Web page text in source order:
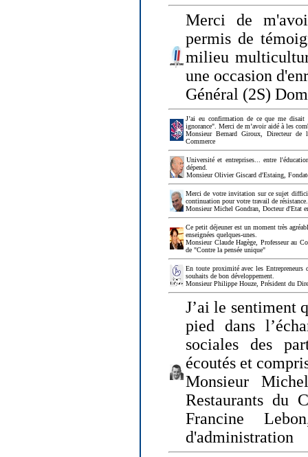
Merci de
permis de
milieu
une occasion
Général (2S)
J’ai eu confirmation de ce que me disait
ignorance". Merci de m’avoir aidé à les
Monsieur Bernard Giroux, Directeur de
Commerce
Université et entreprises... entre
dépend.
Monsieur Olivier Giscard d'Estaing,
Merci de votre invitation sur ce sujet
continuation pour votre travail de
Monsieur Michel Gondran, Docteur d'Etat
Ce petit déjeuner est un moment très
enseignées quelques-unes.
Monsieur Claude Hagège, Professeur au
de "Contre la pensée unique"
En toute proximité avec les
souhaits de bon développement.
Monsieur Philippe Houze, Président du
J’ai le sentiment
pied dans
sociales des
écoutés et
Monsieur
Restaurants du
Francine
d'administration